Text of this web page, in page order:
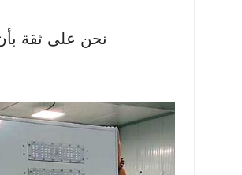
نحن على ثقة